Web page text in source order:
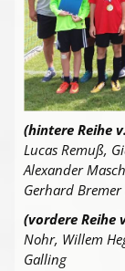
(hintere Reihe
Lucas Remuß,
Alexander
Gerhard Bremer
(vordere Reihe
Nohr, Willem
Galling